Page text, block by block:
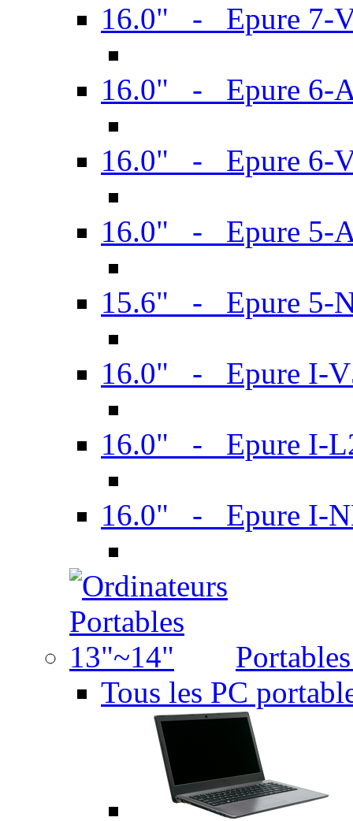
16.0" - Epure 7-
16.0" - Epure 6-
16.0" - Epure 6-
16.0" - Epure 5-
15.6" - Epure 5-
16.0" - Epure I-
16.0" - Epure I-
16.0" - Epure I-
Tous les PC